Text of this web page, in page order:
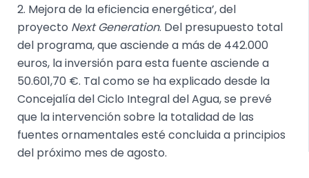
2. Mejora de la eficiencia energética’, del
proyecto Next Generation. Del presupuesto total
del programa, que asciende a más de 442.000
euros, la inversión para esta fuente asciende a
50.601,70 €. Tal como se ha explicado desde la
Concejalía del Ciclo Integral del Agua, se prevé
que la intervención sobre la totalidad de las
fuentes ornamentales esté concluida a principios
del próximo mes de agosto.